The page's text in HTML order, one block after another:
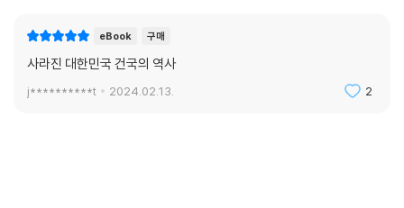
eBook 구매
사라진 대한민국 건국의 역사
j**********t 2024.02.13. 2